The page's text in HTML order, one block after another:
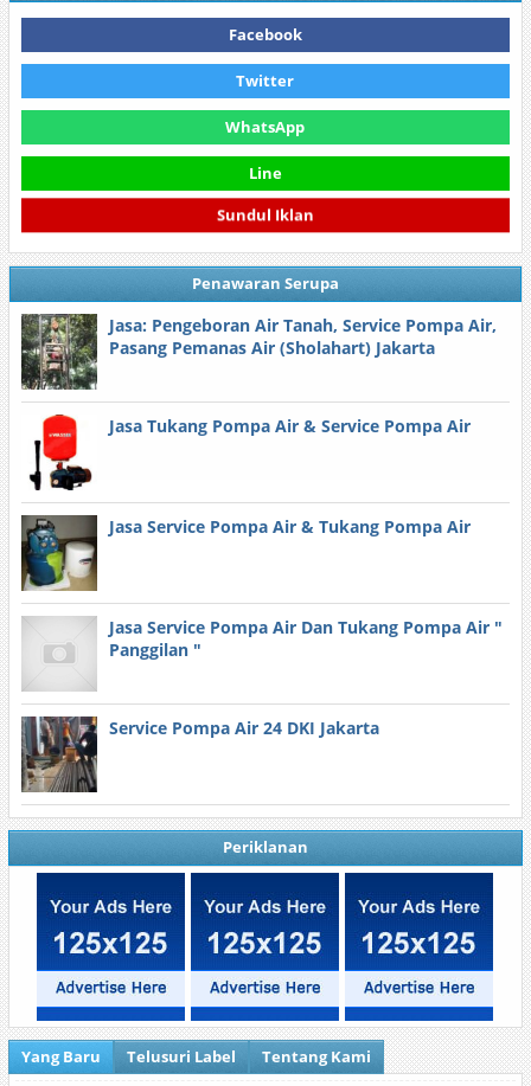
Facebook
Twitter
WhatsApp
Line
Sundul Iklan
Penawaran Serupa
Jasa: Pengeboran Air Tanah, Service Pompa Air,
Pasang Pemanas Air (Sholahart) Jakarta
Jasa Tukang Pompa Air & Service Pompa Air
Jasa Service Pompa Air & Tukang Pompa Air
Jasa Service Pompa Air Dan Tukang Pompa Air "
Panggilan "
Service Pompa Air 24 DKI Jakarta
Periklanan
Yang Baru Telusuri Label Tentang Kami